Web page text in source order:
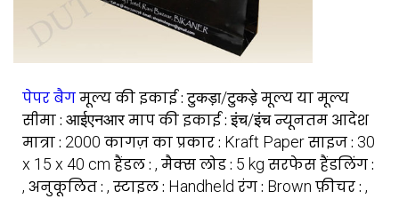
पेपर बैगमूल्य की इकाई :टुकड़ा/टुकड़ेमूल्य या मूल्य
सीमा : आईएनआरमाप की इकाई :इंच/इंचन्यूनतम आदेश
मात्रा : 2000 कागज़ का प्रकार : Kraft Paperसाइज : 30
x 15 x 40 cm हैंडल : , मैक्स लोड : 5 kg सरफेस हैंडलिंग :
, अनुकूलित : , स्टाइल : Handheld रंग : Brown फ़ीचर : ,